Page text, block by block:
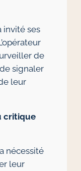
invité ses
de
signaler
leur
critique
nécessité
leur